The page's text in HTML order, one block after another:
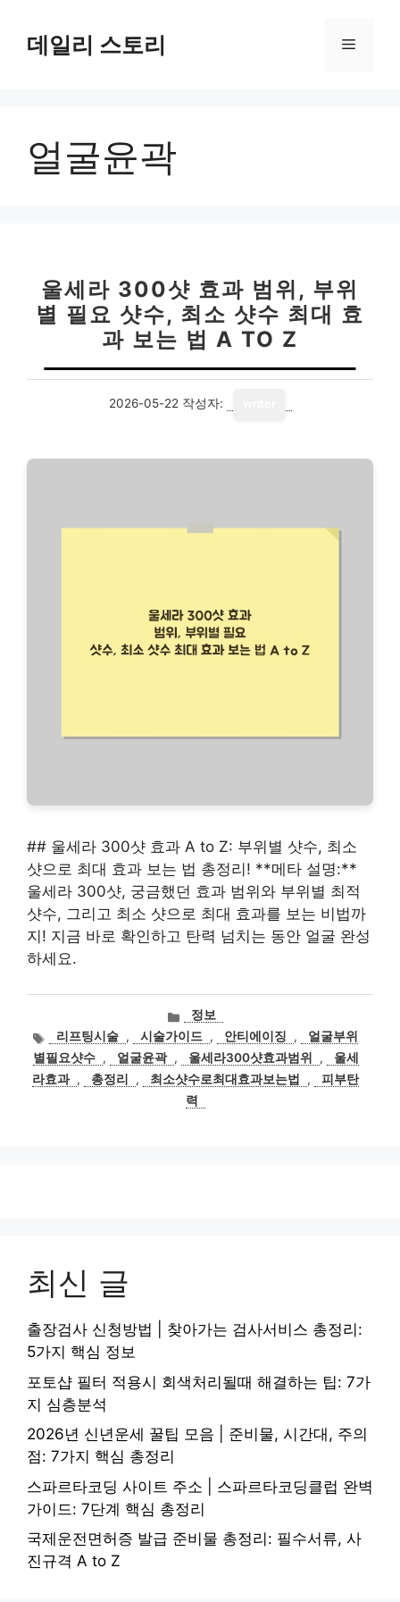
데일리 스토리 메
얼굴윤곽
울세라 300샷 효과 범위, 부위
별 필요 샷수, 최소 샷수 최대 효
과 보는 법 A TO Z
2026-05-22 작성자:
## 울세라 300샷 효과 A to Z: 부위별 샷수, 최소
샷으로 최대 효과 보는 법 총정리! **메타 설명:**
울세라 300샷, 궁금했던 효과 범위와 부위별 최적
샷수, 그리고 최소 샷으로 최대 효과를 보는 비법까
지! 지금 바로 확인하고 탄력 넘치는 동안 얼굴 완성
하세요.
카
테
고
리
정보
태
그
리프팅시술 , 시술가이드 , 안티에이징 ,
얼굴부위
별필요샷수 , 얼굴윤곽 , 울세라300샷효과범위 ,
울세
라효과 , 총정리 , 최소샷수로최대효과보는법 ,
피부탄
력
최신 글
출장검사 신청방법 | 찾아가는 검사서비스 총정리:
5가지 핵심 정보
포토샵 필터 적용시 회색처리될때 해결하는 팁: 7가
지 심층분석
2026년 신년운세 꿀팁 모음 | 준비물, 시간대, 주의
점: 7가지 핵심 총정리
스파르타코딩 사이트 주소 | 스파르타코딩클럽 완벽
가이드: 7단계 핵심 총정리
국제운전면허증 발급 준비물 총정리: 필수서류, 사
진규격 A to Z